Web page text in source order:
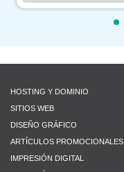
HOSTING Y DOMINIO
SITIOS WEB
DISEÑO GRÁFICO
ARTÍCULOS PROMOCIONALES
IMPRESIÓN DIGITAL